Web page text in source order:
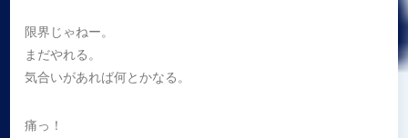
限界じゃねー。
まだやれる。
気合いがあれば何とかなる。
痛っ！